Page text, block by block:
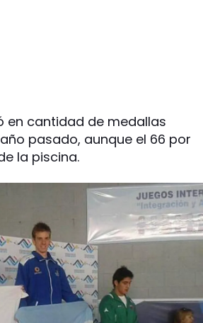
en cantidad de medallas
pasado, aunque el 66 por
la piscina.